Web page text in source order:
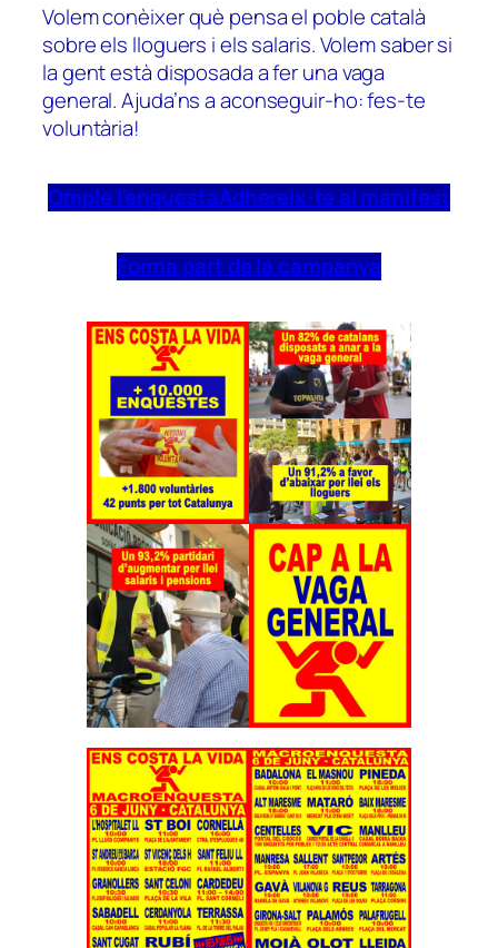
Volem conèixer què pensa el poble català
sobre els lloguers i els salaris. Volem saber si
la gent està disposada a fer una vaga
general. Ajuda’ns a aconseguir-ho: fes-te
voluntària!
Omple l’enquestaAdhereix-te al manifest
Forma part de la campanya